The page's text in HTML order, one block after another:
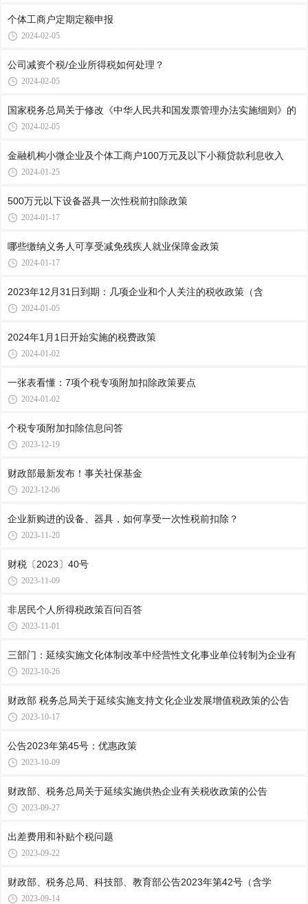
个体工商户定期定额申报
2024-02-05
公司减资个税/企业所得税如何处理？
2024-02-05
国家税务总局关于修改《中华人民共和国发票管理办法实施细则》的
2024-02-05
金融机构小微企业及个体工商户100万元及以下小额贷款利息收入
2024-01-25
500万元以下设备器具一次性税前扣除政策
2024-01-17
哪些缴纳义务人可享受减免残疾人就业保障金政策
2024-01-17
2023年12月31日到期：几项企业和个人关注的税收政策（含
2024-01-05
2024年1月1日开始实施的税费政策
2024-01-02
一张表看懂：7项个税专项附加扣除政策要点
2024-01-02
个税专项附加扣除信息问答
2023-12-19
财政部最新发布！事关社保基金
2023-12-06
企业新购进的设备、器具，如何享受一次性税前扣除？
2023-11-20
财税〔2023〕40号
2023-11-09
非居民个人所得税政策百问百答
2023-11-01
三部门：延续实施文化体制改革中经营性文化事业单位转制为企业有
2023-10-26
财政部 税务总局关于延续实施支持文化企业发展增值税政策的公告
2023-10-17
公告2023年第45号：优惠政策
2023-10-09
财政部、税务总局关于延续实施供热企业有关税收政策的公告
2023-09-27
出差费用和补贴个税问题
2023-09-22
财政部、税务总局、科技部、教育部公告2023年第42号（含学
2023-09-14